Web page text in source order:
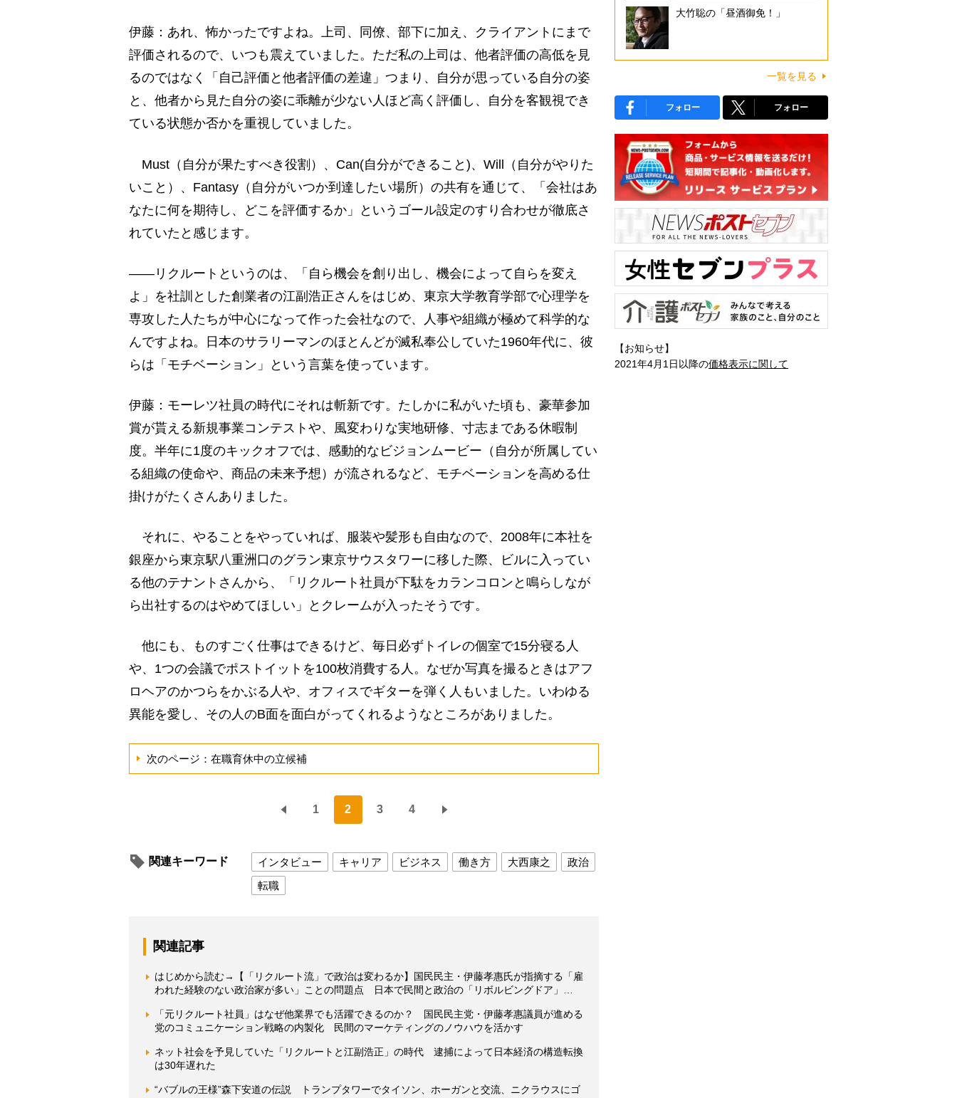
伊藤：あれ、怖かったですよね。上司、同僚、部下に加え、クライアントにまで
評価されるので、いつも震えていました。ただ私の上司は、他者評価の高低を見
るのではなく「自己評価と他者評価の差違」つまり、自分が思っている自分の姿
と、他者から見た自分の姿に乖離が少ない人ほど高く評価し、自分を客観視でき
ている状態か否かを重視していました。
Must（自分が果たすべき役割）、Can(自分ができること)、Will（自分がやりた
いこと）、Fantasy（自分がいつか到達したい場所）の共有を通じて、「会社はあ
なたに何を期待し、どこを評価するか」というゴール設定のすり合わせが徹底さ
れていたと感じます。
――リクルートというのは、「自ら機会を創り出し、機会によって自らを変え
よ」を社訓とした創業者の江副浩正さんをはじめ、東京大学教育学部で心理学を
専攻した人たちが中心になって作った会社なので、人事や組織が極めて科学的な
んですよね。日本のサラリーマンのほとんどが滅私奉公していた1960年代に、彼
らは「モチベーション」という言葉を使っています。
伊藤：モーレツ社員の時代にそれは斬新です。たしかに私がいた頃も、豪華参加
賞が貰える新規事業コンテストや、風変わりな実地研修、寸志まである休暇制
度。半年に1度のキックオフでは、感動的なビジョンムービー（自分が所属してい
る組織の使命や、商品の未来予想）が流されるなど、モチベーションを高める仕
掛けがたくさんありました。
それに、やることをやっていれば、服装や髪形も自由なので、2008年に本社を
銀座から東京駅八重洲口のグラン東京サウスタワーに移した際、ビルに入ってい
る他のテナントさんから、「リクルート社員が下駄をカランコロンと鳴らしなが
ら出社するのはやめてほしい」とクレームが入ったそうです。
他にも、ものすごく仕事はできるけど、毎日必ずトイレの個室で15分寝る人
や、1つの会議でポストイットを100枚消費する人。なぜか写真を撮るときはアフ
ロヘアのかつらをかぶる人や、オフィスでギターを弾く人もいました。いわゆる
異能を愛し、その人のB面を面白がってくれるようなところがありました。
次のページ：在職育休中の立候補
1 2 3 4
関連キーワード インタビュー キャリア ビジネス 働き方 大西康之
政治
転職
関連記事
はじめから読む→【「リクルート流」で政治は変わるか】国民民主・伊藤孝惠氏が指摘する「雇
われた経験のない政治家が多い」ことの問題点 日本で民間と政治の「リボルビングドア」…
「元リクルート社員」はなぜ他業界でも活躍できるのか？ 国民民主党・伊藤孝惠議員が進める
党のコミュニケーション戦略の内製化 民間のマーケティングのノウハウを活かす
ネット社会を予見していた「リクルートと江副浩正」の時代 逮捕によって日本経済の構造転換
は30年遅れた
“バブルの王様”森下安道の伝説 トランプタワーでタイソン、ホーガンと交流、ニクラウスにゴ
大竹聡の「昼酒御免！」
一覧を見る
フォロー フォロー
【お知らせ】
2021年4月1日以降の価格表示に関して